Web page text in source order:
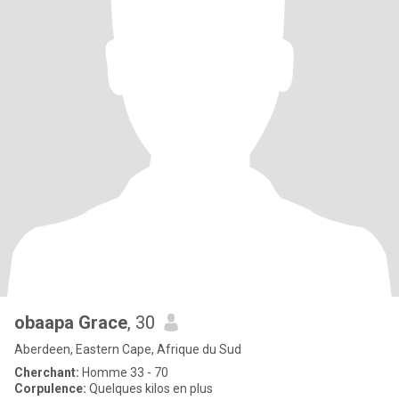
obaapa Grace, 30
Aberdeen, Eastern Cape, Afrique du Sud
Cherchant: Homme 33 - 70
Corpulence: Quelques kilos en plus